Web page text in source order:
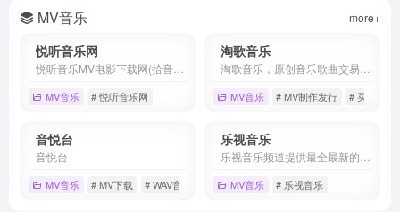
MV音乐 more+
悦听音乐网
MV音乐 # 悦听音乐网
淘歌音乐
MV音乐 # MV制作发行 # 买歌
音悦台
音悦台
MV音乐 # MV下载 # WAV音乐下载 # 车载MV视频下载
乐视音乐
MV音乐 # 乐视音乐